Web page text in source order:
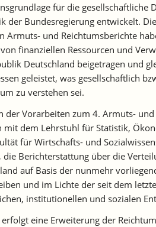
für die gesellschaftliche
der Bundesregierung entwickelt.
Armuts- und Reichtumsberichte
finanziellen Ressourcen und
Deutschland beigetragen und
geleistet, was gesellschaftlich
zu verstehen sei.
der Vorarbeiten zum 4. Armuts-
mit dem Lehrstuhl für Statistik,
für Wirtschafts- und
die Berichterstattung über die
auf Basis der nunmehr
und im Lichte der seit dem
institutionellen und sozialen
erfolgt eine Erweiterung der